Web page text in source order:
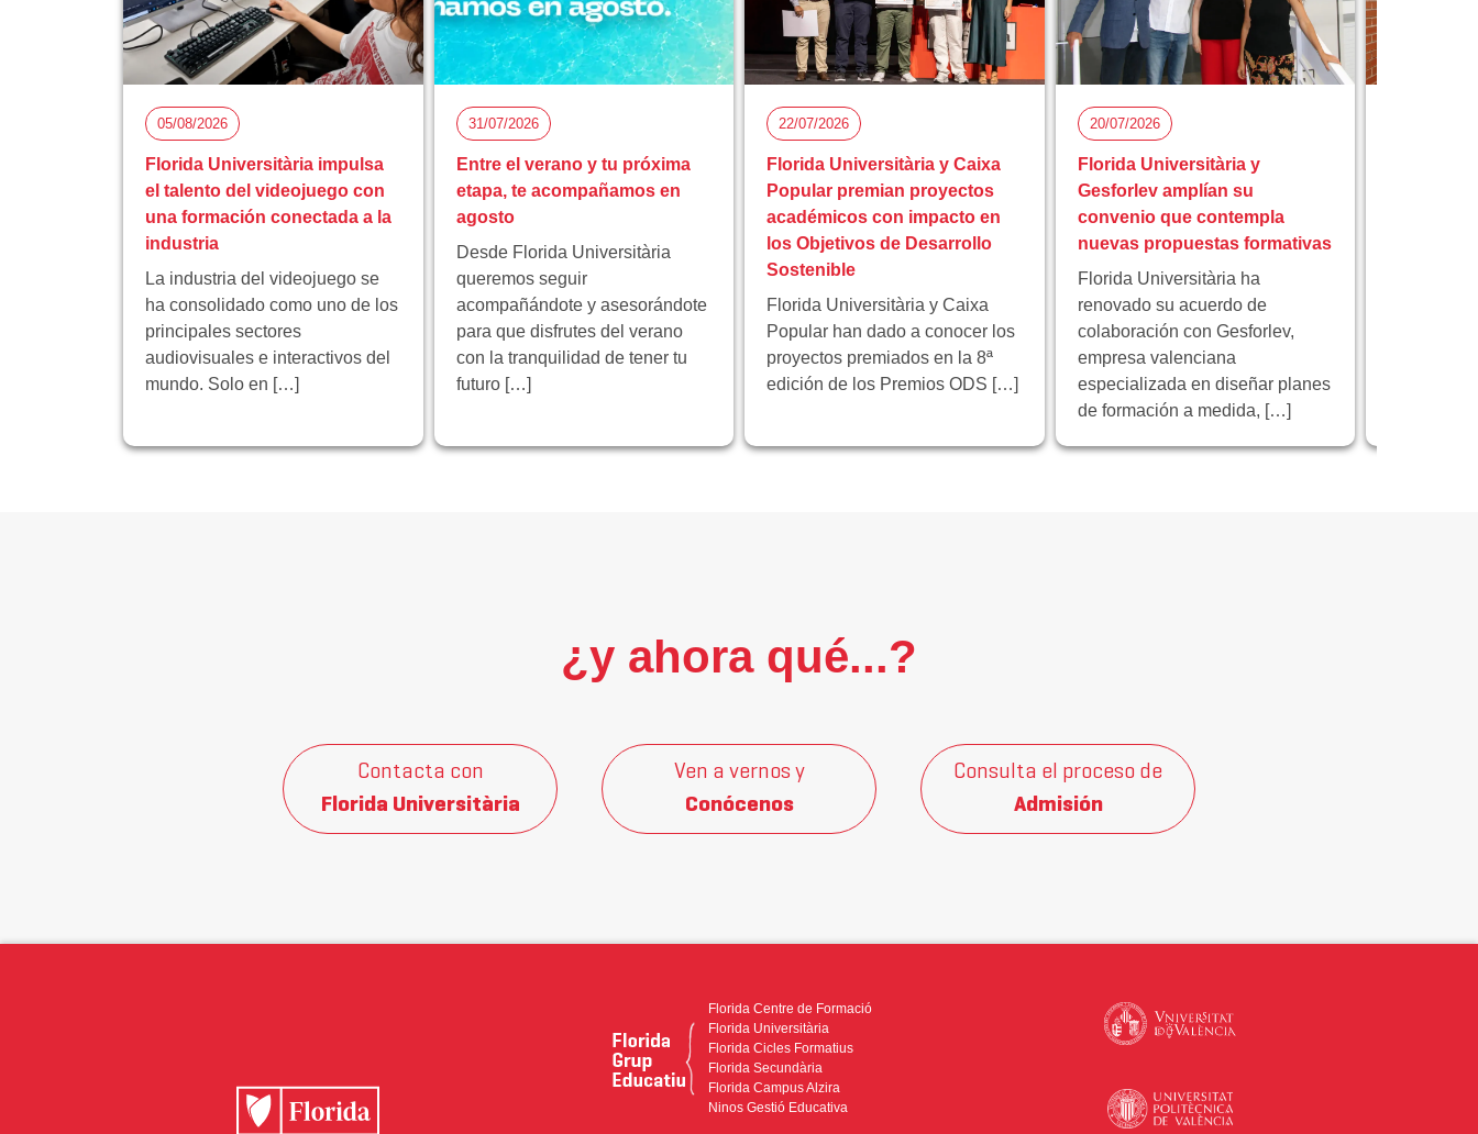
05/08/2026
Florida Universitària impulsa
el talento del videojuego con
una formación conectada a la
industria
La industria del videojuego se
ha consolidado como uno de los
principales sectores
audiovisuales e interactivos del
mundo. Solo en […]
31/07/2026
Entre el verano y tu próxima
etapa, te acompañamos en
agosto
Desde Florida Universitària
queremos seguir
acompañándote y asesorándote
para que disfrutes del verano
con la tranquilidad de tener tu
futuro […]
22/07/2026
Florida Universitària y Caixa
Popular premian proyectos
académicos con impacto en
los Objetivos de Desarrollo
Sostenible
Florida Universitària y Caixa
Popular han dado a conocer los
proyectos premiados en la 8ª
edición de los Premios ODS […]
20/07/2026
Florida Universitària y
Gesforlev amplían su
convenio que contempla
nuevas propuestas formativas
Florida Universitària ha
renovado su acuerdo de
colaboración con Gesforlev,
empresa valenciana
especializada en diseñar planes
de formación a medida, […]
¿y ahora qué...?
Contacta con
Florida Universitària
Ven a vernos y
Conócenos
Consulta el proceso de
Admisión
Florida Centre de Formació
Florida Universitària
Florida Cicles Formatius
Florida Secundària
Florida Campus Alzira
Ninos Gestió Educativa